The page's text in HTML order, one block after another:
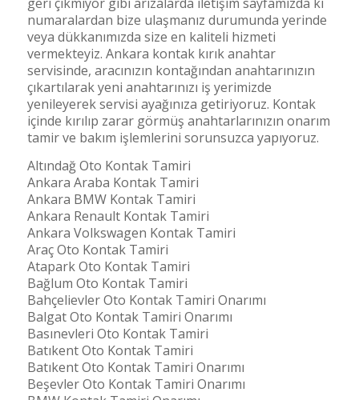
numaralardan bize ulaşmanız durumunda yerinde
veya dükkanımızda size en kaliteli hizmeti
vermekteyiz. Ankara kontak kırık anahtar
servisinde, aracınızın kontağından anahtarınızın
çıkartılarak yeni anahtarınızı iş yerimizde
yenileyerek servisi ayağınıza getiriyoruz. Kontak
içinde kırılıp zarar görmüş anahtarlarınızın onarım
tamir ve bakım işlemlerini sorunsuzca yapıyoruz.
Altındağ Oto Kontak Tamiri
Ankara Araba Kontak Tamiri
Ankara BMW Kontak Tamiri
Ankara Renault Kontak Tamiri
Ankara Volkswagen Kontak Tamiri
Araç Oto Kontak Tamiri
Atapark Oto Kontak Tamiri
Bağlum Oto Kontak Tamiri
Bahçelievler Oto Kontak Tamiri Onarımı
Balgat Oto Kontak Tamiri Onarımı
Basınevleri Oto Kontak Tamiri
Batıkent Oto Kontak Tamiri
Batıkent Oto Kontak Tamiri Onarımı
Beşevler Oto Kontak Tamiri Onarımı